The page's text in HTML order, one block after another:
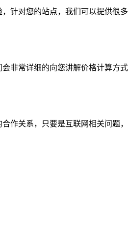
针对您的站点，我们可以提供很
非常详细的向您讲解价格计算方
作关系，只要是互联网相关问题